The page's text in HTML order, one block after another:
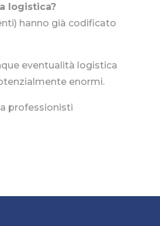
logistica?
hanno già codificato
eventualità logistica
enormi.
professionisti